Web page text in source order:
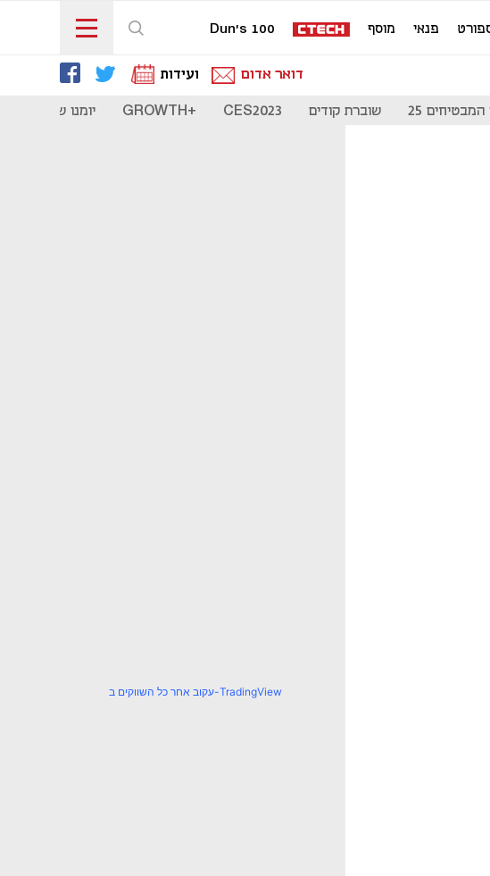
פנאי מוסף Dun's 100
דואר אדום ועידות
25 שוברת קודים CES2023
+GROWTH יומנו של
עקוב אחר כל השווקים ב-TradingView